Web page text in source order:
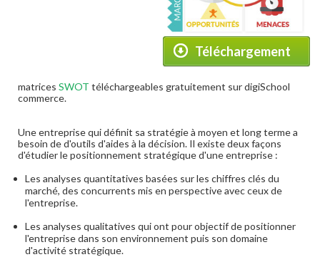
Téléchargement
matrices SWOT téléchargeables gratuitement sur digiSchool
commerce.
Une entreprise qui définit sa stratégie à moyen et long terme a
besoin de d'outils d'aides à la décision. Il existe deux façons
d'étudier le positionnement stratégique d'une entreprise :
Les analyses quantitatives basées sur les chiffres clés du
marché, des concurrents mis en perspective avec ceux de
l'entreprise.
Les analyses qualitatives qui ont pour objectif de positionner
l'entreprise dans son environnement puis son domaine
d'activité stratégique.